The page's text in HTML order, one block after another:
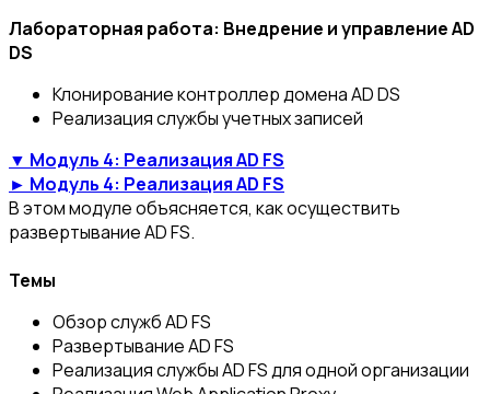
Лабораторная работа: Внедрение и управление AD
DS
Клонирование контроллер домена AD DS
Реализация службы учетных записей
▼ Модуль 4: Реализация AD FS
► Модуль 4: Реализация AD FS
В этом модуле объясняется, как осуществить
развертывание AD FS.
Темы
Обзор служб AD FS
Развертывание AD FS
Реализация службы AD FS для одной организации